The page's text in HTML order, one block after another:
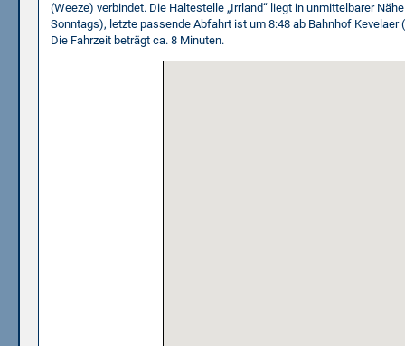
(Weeze) verbindet. Die Haltestelle „Irrland“ liegt in unmittelbarer
Sonntags), letzte passende Abfahrt ist um 8:48 ab Bahnhof Kevelaer
Die Fahrzeit beträgt ca. 8 Minuten.